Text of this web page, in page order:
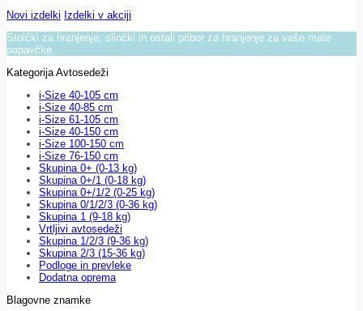
Novi izdelki Izdelki v akciji
Stolčki za hranjenje, slinčki in ostali pribor za hranjenje za vaše male
papavčke.
Kategorija Avtosedeži
i-Size 40-105 cm
i-Size 40-85 cm
i-Size 61-105 cm
i-Size 40-150 cm
i-Size 100-150 cm
i-Size 76-150 cm
Skupina 0+ (0-13 kg)
Skupina 0+/1 (0-18 kg)
Skupina 0+/1/2 (0-25 kg)
Skupina 0/1/2/3 (0-36 kg)
Skupina 1 (9-18 kg)
Vrtljivi avtosedeži
Skupina 1/2/3 (9-36 kg)
Skupina 2/3 (15-36 kg)
Podloge in prevleke
Dodatna oprema
Blagovne znamke